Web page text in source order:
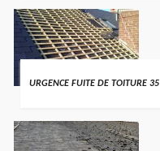
URGENCE FUITE DE TOITURE 35